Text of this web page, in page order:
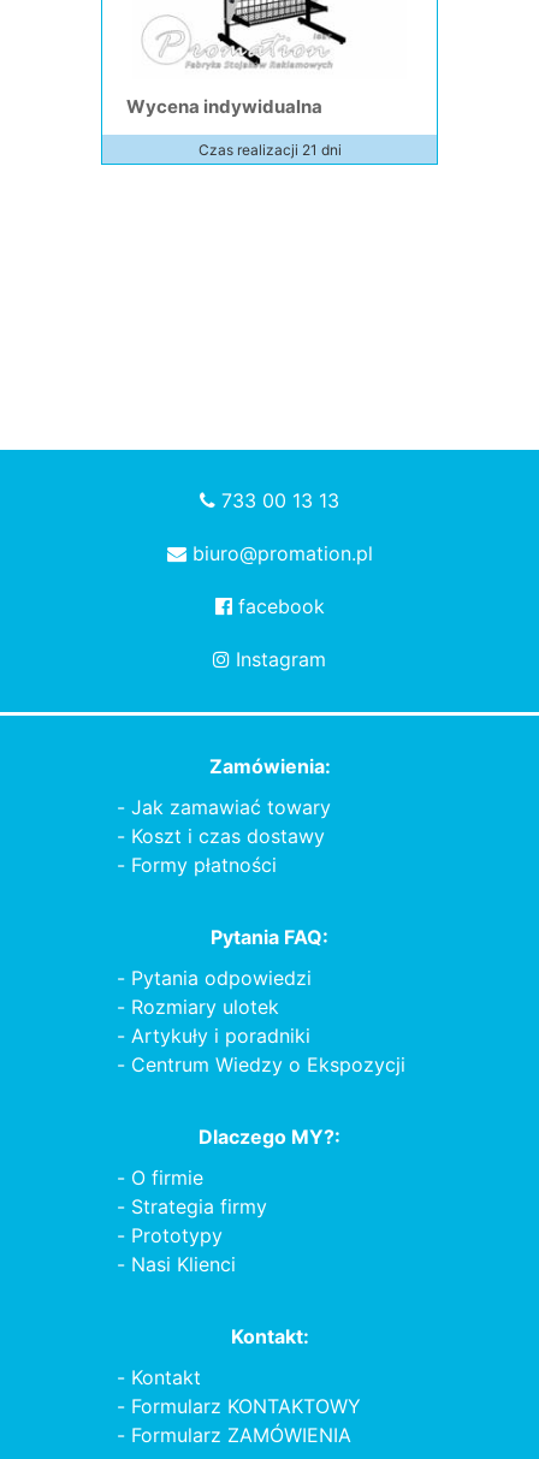
Wycena indywidualna
Czas realizacji 21 dni
733 00 13 13
biuro@promation.pl
facebook
Instagram
Zamówienia:
Jak zamawiać towary
Koszt i czas dostawy
Formy płatności
Pytania FAQ:
Pytania odpowiedzi
Rozmiary ulotek
Artykuły i poradniki
Centrum Wiedzy o Ekspozycji
Dlaczego MY?:
O firmie
Strategia firmy
Prototypy
Nasi Klienci
Kontakt:
Kontakt
Formularz KONTAKTOWY
Formularz ZAMÓWIENIA